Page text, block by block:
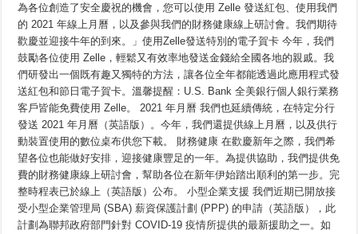
限
可
能
與
機
會，
令
人
期
待。
在
U.S.
Bank
全
美
銀
行，
我
們
提
為各位創造了安全慶祝的機會，您可以使用 Zelle 發送紅包、使用我們
的 2021 年線上月曆，以及參與我們的財務健康線上研討會。我們期待
歡慶並迎接牛年的到來。」使用Zelle發送特別的電子賀卡 今年，我們
鼓勵各位使用 Zelle，輕鬆又有效率地發送金錢給全國各地的親戚。我
們研發出一個既有趣又獨特的方法，讓各位全年都能透過此應用程式發
送紅包和節日電子賀卡。溫馨提醒：U.S. Bank 全美銀行個人銀行業務
客戶皆能免費使用 Zelle。 2021 年月曆 我們也延續傳統，在特定分行
發送 2021 年月曆（英語版）。今年，我們還提供線上月曆，以及供行
動裝置使用的數位桌布供您下載。 財務健康 在歡慶新年之際，我們希
望各位也能做好安排，迎接健康豐足的一年。為提供協助，我們提供免
費的財務健康線上研討會，幫助各位在新年伊始踏出順利的第一步。完
整時程表已於線上（英語版）公布。 小型企業支援 我們近期已開放接
受小型企業管理局 (SBA) 薪資保護計劃 (PPP) 的申請（英語版），此
計劃為聯邦政府部門針對 COVID-19 疫情所提供的最新援助之一。如